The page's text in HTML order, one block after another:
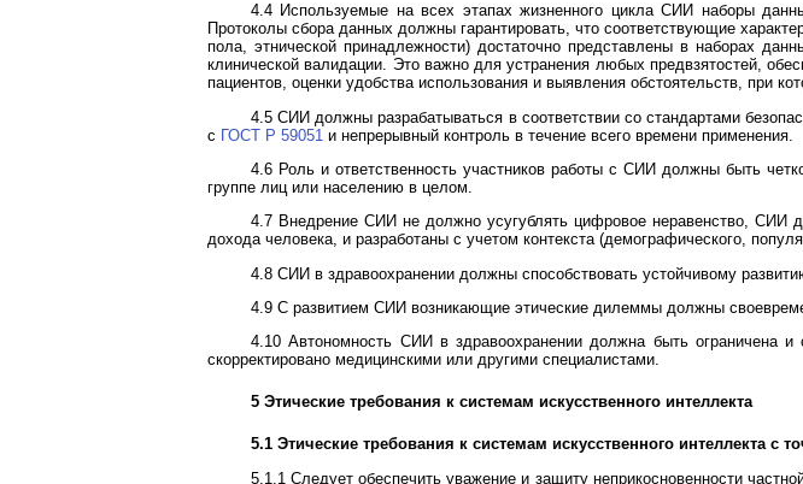
4.4 Используемые на всех этапах жизненного цикла СИИ наборы
Протоколы сбора данных должны гарантировать, что соответствующие
пола, этнической принадлежности) достаточно представлены в наборах
клинической валидации. Это важно для устранения любых предвзятостей,
пациентов, оценки удобства использования и выявления обстоятельств, при
4.5 СИИ должны разрабатываться в соответствии со стандартами
с ГОСТ Р 59051 и непрерывный контроль в течение всего времени применения.
4.6 Роль и ответственность участников работы с СИИ должны быть
группе лиц или населению в целом.
4.7 Внедрение СИИ не должно усугублять цифровое неравенство, СИИ
дохода человека, и разработаны с учетом контекста (демографического,
4.8 СИИ в здравоохранении должны способствовать устойчивому
4.9 С развитием СИИ возникающие этические дилеммы должны
4.10 Автономность СИИ в здравоохранении должна быть ограничена
скорректировано медицинскими или другими специалистами.
5 Этические требования к системам искусственного интеллекта
5.1 Этические требования к системам искусственного интеллекта с
5.1.1 Следует обеспечить уважение и защиту неприкосновенности